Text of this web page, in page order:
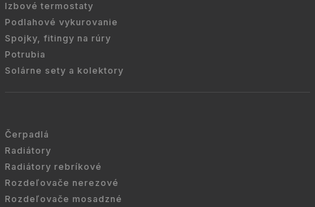
Izbové termostaty
Podlahové vykurovanie
Spojky, fitingy na rúry
Potrubia
Solárne sety a kolektory
Čerpadlá
Radiátory
Radiátory rebríkové
Rozdeľovače nerezové
Rozdeľovače mosadzné